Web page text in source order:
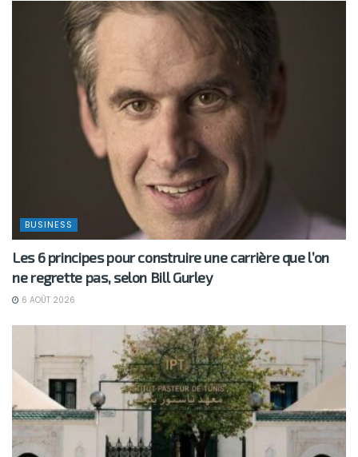
BUSINESS
Les 6 principes pour construire une carrière que l’on
ne regrette pas, selon Bill Gurley
6 AOÛT 2026